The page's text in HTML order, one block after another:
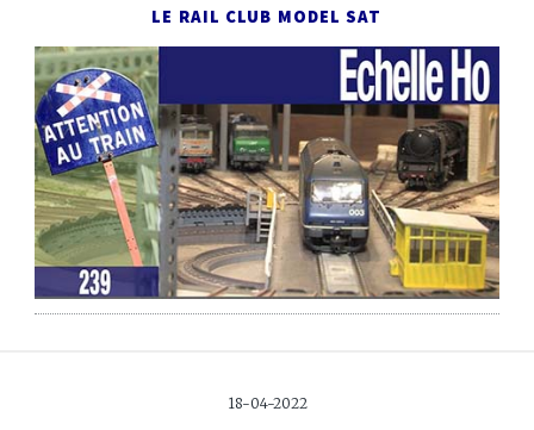
LE RAIL CLUB MODEL SAT
18-04-2022